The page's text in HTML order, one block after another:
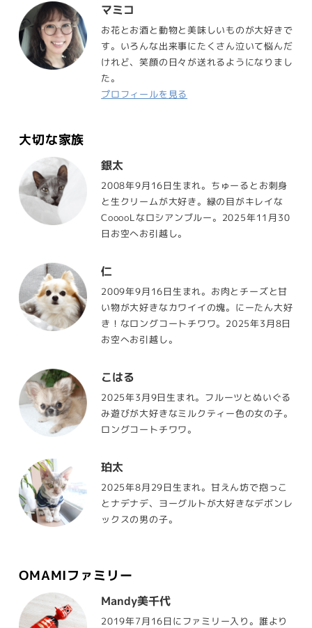
マミコ
お花とお酒と動物と美味しいものが大好きで
す。いろんな出来事にたくさん泣いて悩んだ
けれど、笑顔の日々が送れるようになりまし
た。
プロフィールを見る
大切な家族
銀太
2008年9月16日生まれ。ちゅーるとお刺身
と生クリームが大好き。緑の目がキレイな
CooooLなロシアンブルー。2025年11月30
日お空へお引越し。
仁
2009年9月16日生まれ。お肉とチーズと甘
い物が大好きなカワイイの塊。にーたん大好
き！なロングコートチワワ。2025年3月8日
お空へお引越し。
こはる
2025年3月9日生まれ。フルーツとぬいぐる
み遊びが大好きなミルクティー色の女の子。
ロングコートチワワ。
珀太
2025年8月29日生まれ。甘えん坊で抱っこ
とナデナデ、ヨーグルトが大好きなデボンレ
ックスの男の子。
OMAMIファミリー
Mandy美千代
2019年7月16日にファミリー入り。誰より